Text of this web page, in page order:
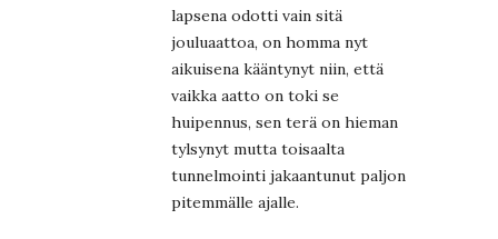
lapsena odotti vain sitä
jouluaattoa, on homma nyt
aikuisena kääntynyt niin, että
vaikka aatto on toki se
huipennus, sen terä on hieman
tylsynyt mutta toisaalta
tunnelmointi jakaantunut paljon
pitemmälle ajalle.